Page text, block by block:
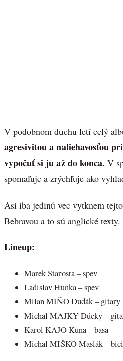
V podobnom duchu letí celý
agresivitou a naliehavosťou
vypočuť si ju až do konca. V
spomaľuje a zrýchľuje ako
Asi iba jedinú vec vytknem
Bebravou a to sú anglické
Lineup:
Marek Starosta – spev
Ladislav Hunka – spev
Milan MIŇO Dudák – gitary
Michal MAJKY Dúcky –
Karol KAJO Kuna – basa
Michal MIŠKO Maslák –